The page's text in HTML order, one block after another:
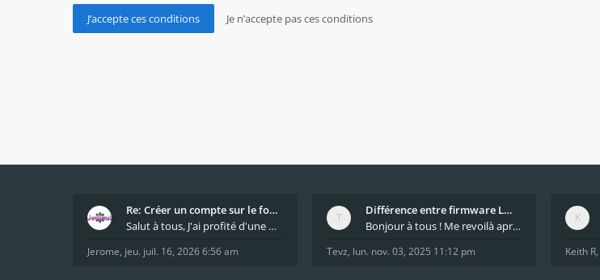
Re: Créer un compte sur le forum / Create forum us
Salut à tous, J'ai profité d'une mise à jour du s
Jerome, jeu. juil. 16, 2026 6:56 am
Différence entre firmware LMFAO_V4_8_0 et du GRBL
Bonjour à tous ! Me revoilà après 5 ans de pause
Tevz, lun. nov. 03, 2025 11:12 pm Keith R,